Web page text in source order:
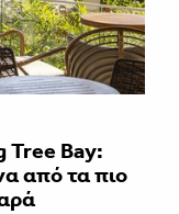
Tree Bay:
από τα πιο